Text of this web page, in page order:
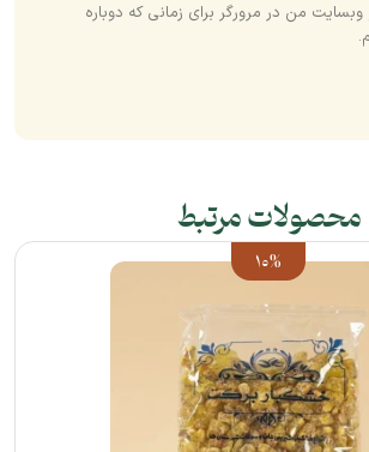
وبسایت من در مرورگر برای زمانی که دوباره
محصولات مرتبط
10%